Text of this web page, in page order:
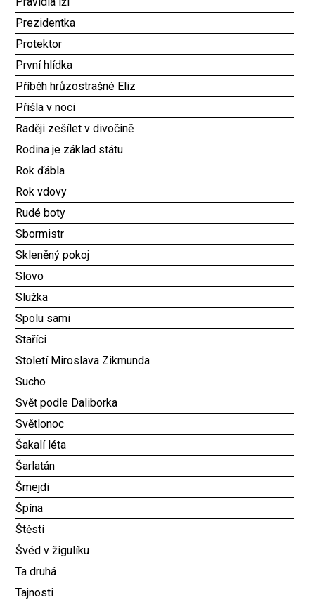
Prezidentka
Protektor
První hlídka
Příběh hrůzostrašné Eliz
Přišla v noci
Raději zešílet v divočině
Rodina je základ státu
Rok ďábla
Rok vdovy
Rudé boty
Sbormistr
Skleněný pokoj
Slovo
Služka
Spolu sami
Staříci
Století Miroslava Zikmunda
Sucho
Svět podle Daliborka
Světlonoc
Šakalí léta
Šarlatán
Šmejdi
Špína
Štěstí
Švéd v žigulíku
Ta druhá
Tajnosti